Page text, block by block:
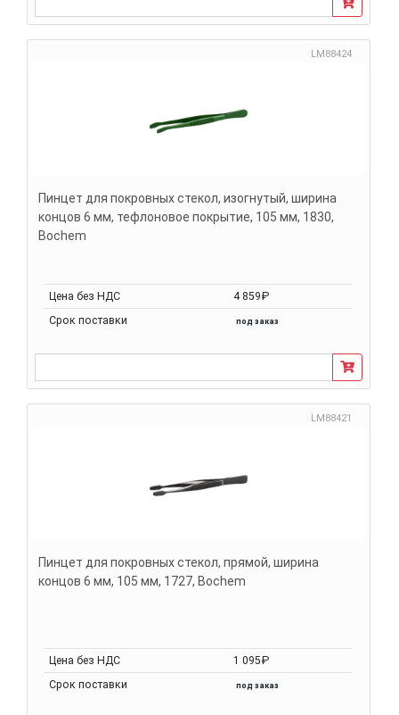
LM88424
Пинцет для покровных стекол, изогнутый, ширина
концов 6 мм, тефлоновое покрытие, 105 мм, 1830,
Bochem
Цена без НДС
4 859₽
Срок поставки
под заказ
LM88421
Пинцет для покровных стекол, прямой, ширина
концов 6 мм, 105 мм, 1727, Bochem
Цена без НДС
1 095₽
Срок поставки
под заказ